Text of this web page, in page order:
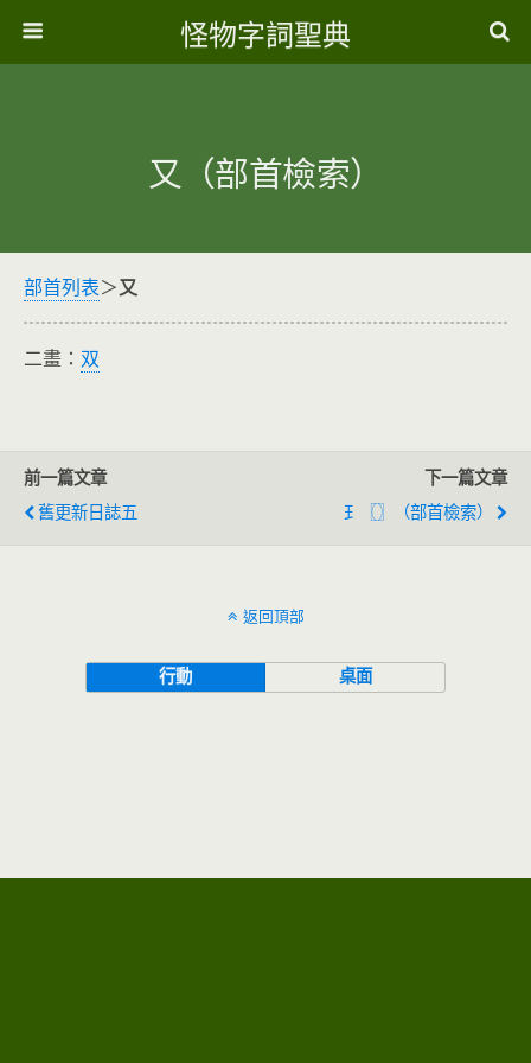
怪物字詞聖典
又（部首檢索）
部首列表＞又
二畫： 双
前一篇文章
舊更新日誌五
下一篇文章
𤣩〖〗（部首檢索）
返回頂部
行動 桌面